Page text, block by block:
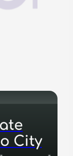
City